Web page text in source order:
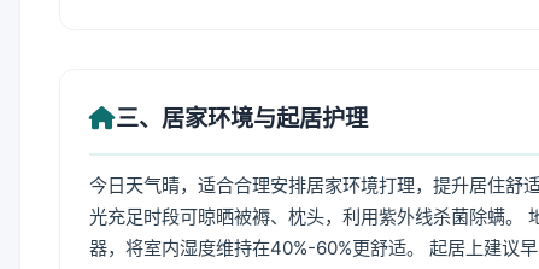
三、居家环境与起居护理
今日天气晴，适合合理安排居家环境打理，提升居住
光充足时段可晾晒被褥、枕头，利用紫外线杀菌除螨。
器，将室内湿度维持在40%-60%更舒适。 起居上建议